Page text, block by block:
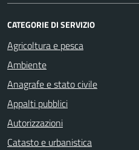
CATEGORIE DI SERVIZIO
Agricoltura e pesca
Ambiente
Anagrafe e stato civile
Appalti pubblici
Autorizzazioni
Catasto e urbanistica